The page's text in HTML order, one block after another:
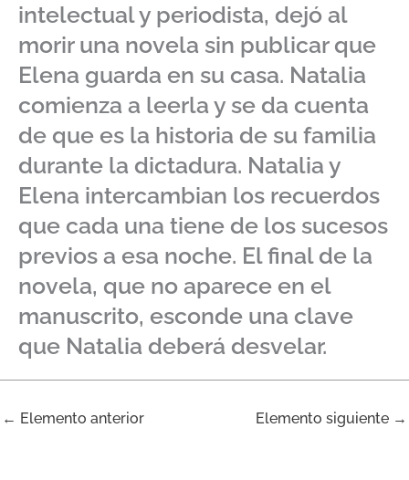
intelectual y periodista, dejó al
morir una novela sin publicar que
Elena guarda en su casa. Natalia
comienza a leerla y se da cuenta
de que es la historia de su familia
durante la dictadura. Natalia y
Elena intercambian los recuerdos
que cada una tiene de los sucesos
previos a esa noche. El final de la
novela, que no aparece en el
manuscrito, esconde una clave
que Natalia deberá desvelar.
← Elemento anterior Elemento siguiente →